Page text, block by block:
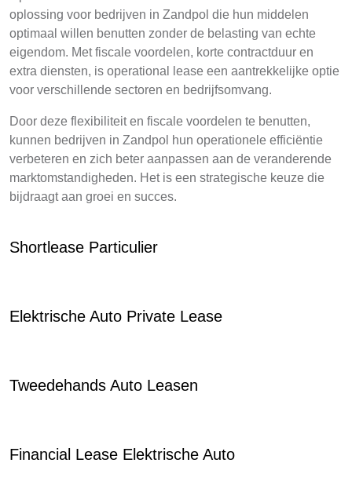
oplossing voor bedrijven in Zandpol die hun middelen
optimaal willen benutten zonder de belasting van echte
eigendom. Met fiscale voordelen, korte contractduur en
extra diensten, is operational lease een aantrekkelijke optie
voor verschillende sectoren en bedrijfsomvang.
Door deze flexibiliteit en fiscale voordelen te benutten,
kunnen bedrijven in Zandpol hun operationele efficiëntie
verbeteren en zich beter aanpassen aan de veranderende
marktomstandigheden. Het is een strategische keuze die
bijdraagt aan groei en succes.
Shortlease Particulier
Elektrische Auto Private Lease
Tweedehands Auto Leasen
Financial Lease Elektrische Auto